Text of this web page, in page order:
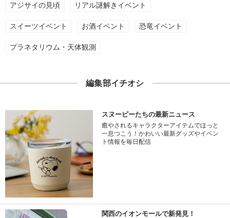
アジサイの見頃 リアル謎解きイベント
スイーツイベント お酒イベント 恐竜イベント
プラネタリウム・天体観測
編集部イチオシ
スヌーピーたちの最新ニュース
癒やされるキャラクターアイテムでほっと
一息つこう！かわいい最新グッズやイベン
ト情報を毎日配信
関西のイオンモールで新発見！